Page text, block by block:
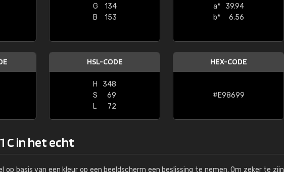
G
134
B
153
a*
39.94
b*
6.56
HSL-CODE
H
348
S
69
L
72
HEX-CODE
#E98699
C in het echt
op basis van een kleur op een beeldscherm een beslissing te nemen. Om zeker te zijn